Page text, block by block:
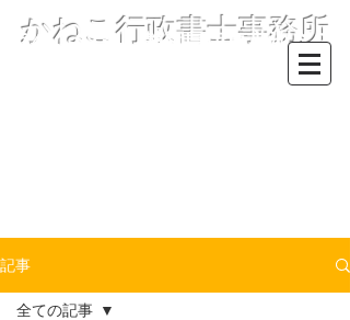
かねこ行政書士事務所
〒413-0234 静岡県伊東市池６２
記事
全ての記事